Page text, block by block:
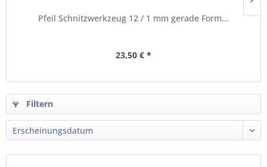
Pfeil Schnitzwerkzeug 12 / 1 mm gerade Form...
23,50 € *
Filtern